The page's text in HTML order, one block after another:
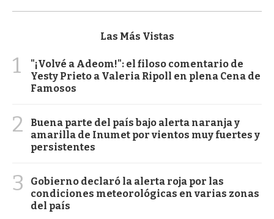
Las Más Vistas
1
"¡Volvé a Adeom!": el filoso comentario de
Yesty Prieto a Valeria Ripoll en plena Cena de
Famosos
2
Buena parte del país bajo alerta naranja y
amarilla de Inumet por vientos muy fuertes y
persistentes
3
Gobierno declaró la alerta roja por las
condiciones meteorológicas en varias zonas
del país